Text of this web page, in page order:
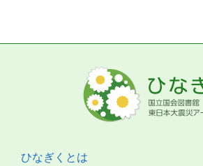
ひなぎくとは